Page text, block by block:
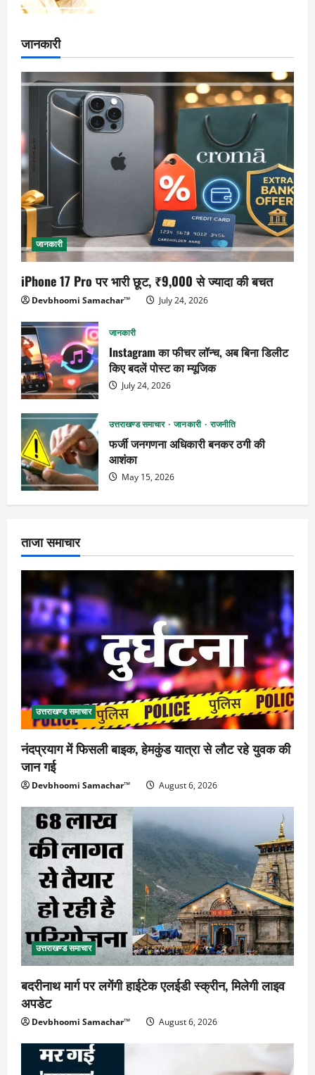
जानकारी
जानकारी
iPhone 17 Pro पर भारी छूट, ₹9,000 से ज्यादा की बचत
Devbhoomi Samachar™ July 24, 2026
जानकारी
Instagram का फीचर लॉन्च, अब बिना डिलीट
किए बदलें पोस्ट का म्यूजिक
July 24, 2026
उत्तराखण्ड समाचार जानकारी राजनीति
फर्जी जनगणना अधिकारी बनकर ठगी की
आशंका
May 15, 2026
ताजा समाचार
उत्तराखण्ड समाचार
नंदप्रयाग में फिसली बाइक, हेमकुंड यात्रा से लौट रहे युवक की
जान गई
Devbhoomi Samachar™ August 6, 2026
उत्तराखण्ड समाचार
बदरीनाथ मार्ग पर लगेंगी हाईटेक एलईडी स्क्रीन, मिलेगी लाइव
अपडेट
Devbhoomi Samachar™ August 6, 2026